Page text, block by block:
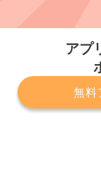
アプ
無料
プライバ
サービスに関